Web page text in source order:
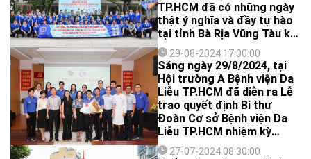
Việt Nam (27/2/1955-
27/2/2025) được tổ chức
đúng ngày Thầy thuốc Việt
Nam 27/2.
TP.HCM đã có những ngày
thật ý nghĩa và đầy tự hào
tại tỉnh Bà Rịa Vũng Tàu khi
được góp 1 phần sức nhỏ
vào các hoạt động trong
khuôn khổ chuỗi chương
trình "Nghĩa tình quân dân y
khối thi đua 2 - Ngành y tế
Thành phố Hồ Chí Minh
năm 2024".
29-08-2024 17:00:00
Sáng ngày 29/8/2024, tại
Hội trường A Bệnh viện Da
Liễu TP.HCM đã diễn ra Lễ
trao quyết định Bí thư
Đoàn Cơ sở Bệnh viện Da
Liễu TP.HCM nhiệm kỳ
2022-2027 cho đồng chí
27-07-2024 08:30:00